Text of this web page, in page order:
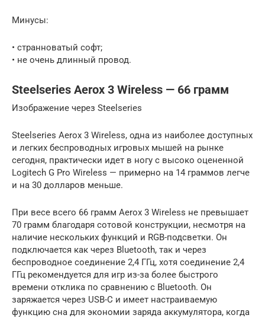
Минусы:
• странноватый софт;
• не очень длинный провод.
Steelseries Aerox 3 Wireless — 66 грамм
Изображение через Steelseries
Steelseries Aerox 3 Wireless, одна из наиболее доступных
и легких беспроводных игровых мышей на рынке
сегодня, практически идет в ногу с высоко оцененной
Logitech G Pro Wireless — примерно на 14 граммов легче
и на 30 долларов меньше.
При весе всего 66 грамм Aerox 3 Wireless не превышает
70 грамм благодаря сотовой конструкции, несмотря на
наличие нескольких функций и RGB-подсветки. Он
подключается как через Bluetooth, так и через
беспроводное соединение 2,4 ГГц, хотя соединение 2,4
ГГц рекомендуется для игр из-за более быстрого
времени отклика по сравнению с Bluetooth. Он
заряжается через USB-C и имеет настраиваемую
функцию сна для экономии заряда аккумулятора, когда